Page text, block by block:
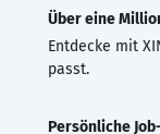
Über eine
Entdecke mit
passt.
Persönliche